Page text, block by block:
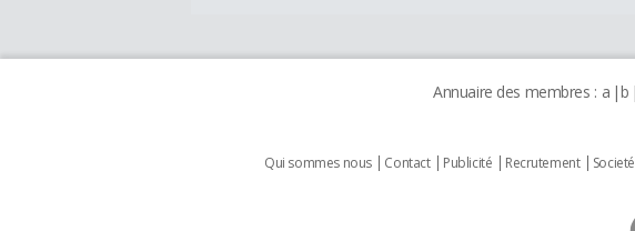
Annuaire des membres : a b
Qui sommes nous Contact Publicité Recrutement Societé